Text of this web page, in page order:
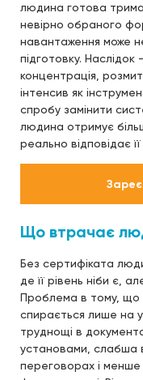
людина готова
невірно обраного
навантаження може
підготовку.
концентрація,
інтенсив як
спробу замінити
людина отримує
реально відповідає
Що втрачає
Без сертифіката
де її рівень ніби є,
Проблема в тому, що
спирається лише на
труднощі в
установами, слабша
переговорах і менше